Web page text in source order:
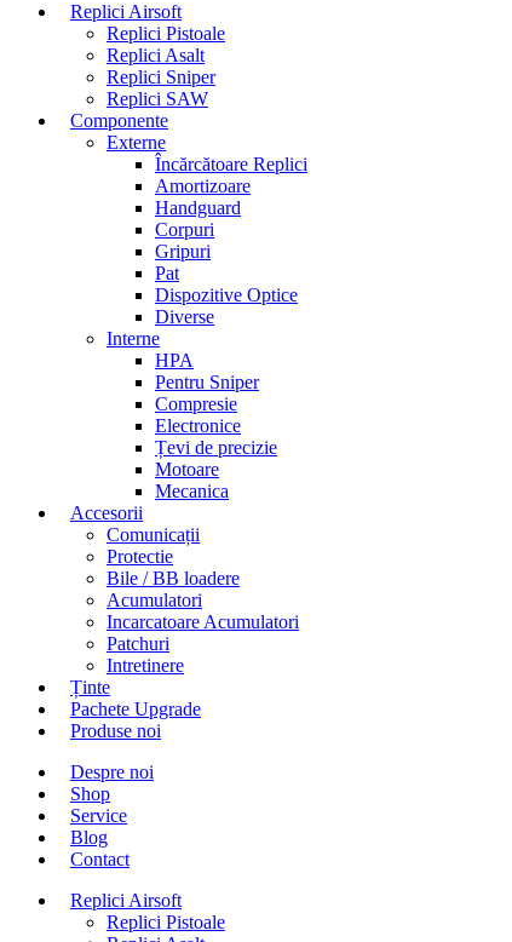
Replici Airsoft
Replici Pistoale
Replici Asalt
Replici Sniper
Replici SAW
Componente
Externe
Încărcătoare Replici
Amortizoare
Handguard
Corpuri
Gripuri
Pat
Dispozitive Optice
Diverse
Interne
HPA
Pentru Sniper
Compresie
Electronice
Țevi de precizie
Motoare
Mecanica
Accesorii
Comunicații
Protectie
Bile / BB loadere
Acumulatori
Incarcatoare Acumulatori
Patchuri
Intretinere
Ținte
Pachete Upgrade
Produse noi
Despre noi
Shop
Service
Blog
Contact
Replici Airsoft
Replici Pistoale